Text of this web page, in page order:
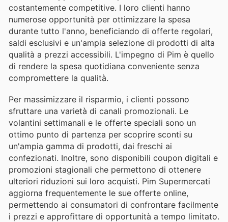
costantemente competitive. I loro clienti hanno
numerose opportunità per ottimizzare la spesa
durante tutto l'anno, beneficiando di offerte regolari,
saldi esclusivi e un'ampia selezione di prodotti di alta
qualità a prezzi accessibili. L'impegno di Pim è quello
di rendere la spesa quotidiana conveniente senza
compromettere la qualità.
Per massimizzare il risparmio, i clienti possono
sfruttare una varietà di canali promozionali. Le
volantini settimanali e le offerte speciali sono un
ottimo punto di partenza per scoprire sconti su
un'ampia gamma di prodotti, dai freschi ai
confezionati. Inoltre, sono disponibili coupon digitali e
promozioni stagionali che permettono di ottenere
ulteriori riduzioni sui loro acquisti. Pim Supermercati
aggiorna frequentemente le sue offerte online,
permettendo ai consumatori di confrontare facilmente
i prezzi e approfittare di opportunità a tempo limitato.